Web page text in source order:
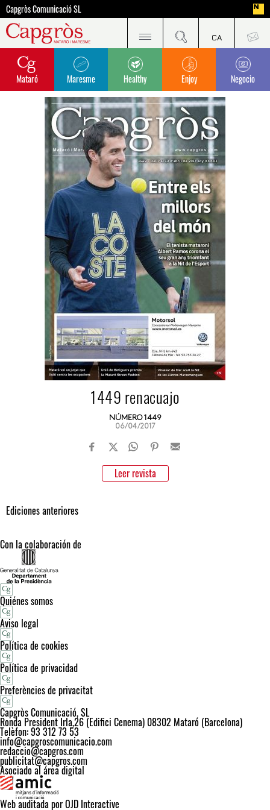
Capgròs Comunicació SL
Mataró Maresme Healthy Enjoy Negocio
1449 renacuajo
NÚMERO 1449
06/04/2017
Leer revista
Ediciones anteriores
Con la colaboración de
Quiénes somos
Aviso legal
Política de cookies
Política de privacidad
Preferències de privacitat
Capgròs Comunicació, SL
Ronda President Irla,26 (Edifici Cenema) 08302 Mataró (Barcelona)
Telèfon: 93 312 73 53
info@capgroscomunicacio.com
redaccio@capgros.com
publicitat@capgros.com
Asociado al área digital
Web auditada por OJD Interactive